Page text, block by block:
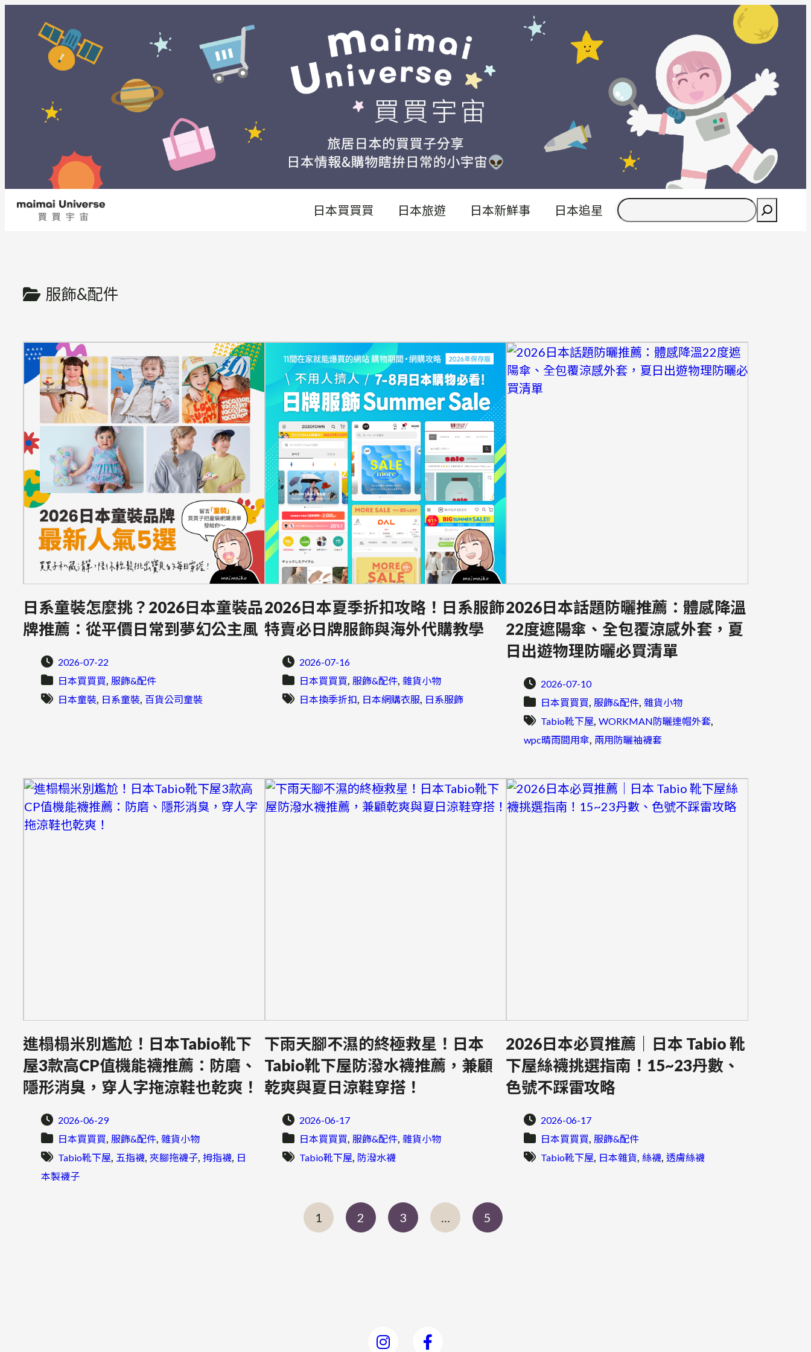
日本買買買 日本旅遊 日本新鮮事 日本追星
搜
尋
服飾&配件
日系童裝怎麼挑？2026日本童裝品
牌推薦：從平價日常到夢幻公主風
2026-07-22
日本買買買, 服飾&配件
日本童裝, 日系童裝, 百貨公司童裝
2026日本夏季折扣攻略！日系服飾
特賣必日牌服飾與海外代購教學
2026-07-16
日本買買買, 服飾&配件, 雜貨小物
日本換季折扣, 日本網購衣服, 日系服飾
2026日本話題防曬推薦：體感降溫
22度遮陽傘、全包覆涼感外套，夏
日出遊物理防曬必買清單
2026-07-10
日本買買買, 服飾&配件, 雜貨小物
Tabio靴下屋, WORKMAN防曬連帽外套
wpc晴雨間用傘, 兩用防曬袖襪套
進榻榻米別尷尬！日本Tabio靴下
屋3款高CP值機能襪推薦：防磨、
隱形消臭，穿人字拖涼鞋也乾爽！
2026-06-29
日本買買買, 服飾&配件, 雜貨小物
Tabio靴下屋, 五指襪, 夾腳拖襪子, 拇指襪, 日
本製襪子
下雨天腳不濕的終極救星！日本
Tabio靴下屋防潑水襪推薦，兼顧
乾爽與夏日涼鞋穿搭！
2026-06-17
日本買買買, 服飾&配件, 雜貨小物
Tabio靴下屋, 防潑水襪
2026日本必買推薦｜日本 Tabio 靴
下屋絲襪挑選指南！15~23丹數、
色號不踩雷攻略
2026-06-17
日本買買買, 服飾&配件
Tabio靴下屋, 日本雜貨, 絲襪, 透膚絲襪
1 2 3 … 5